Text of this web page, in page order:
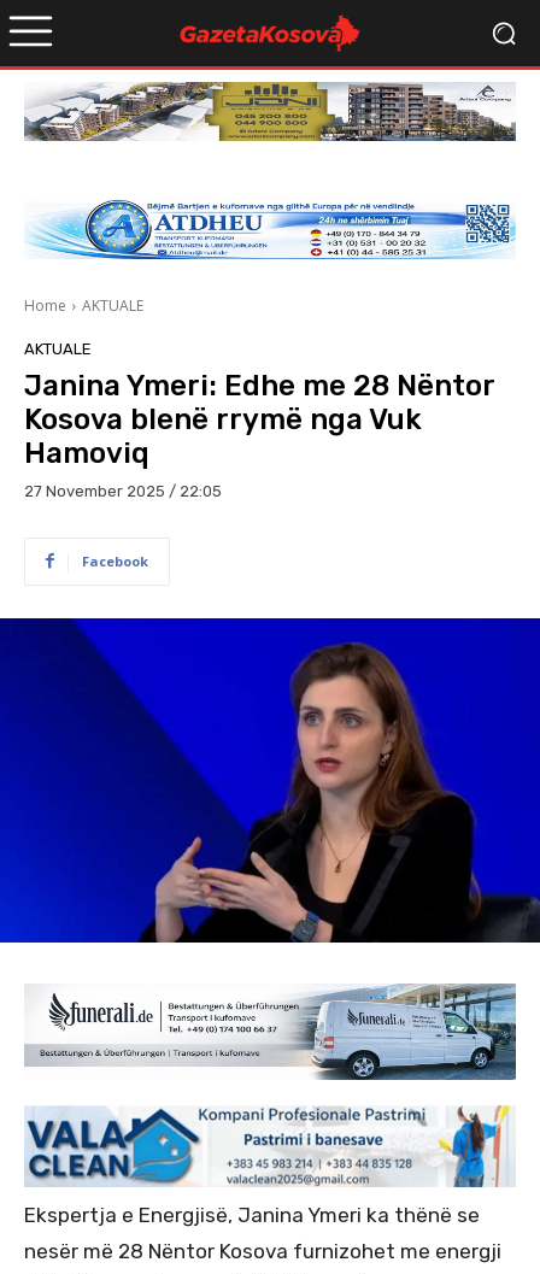
Home AKTUALE
AKTUALE
Janina Ymeri: Edhe me 28 Nëntor
Kosova blenë rrymë nga Vuk
Hamoviq
27 November 2025 / 22:05
Facebook
Ekspertja e Energjisë, Janina Ymeri ka thënë se
nesër më 28 Nëntor Kosova furnizohet me energji